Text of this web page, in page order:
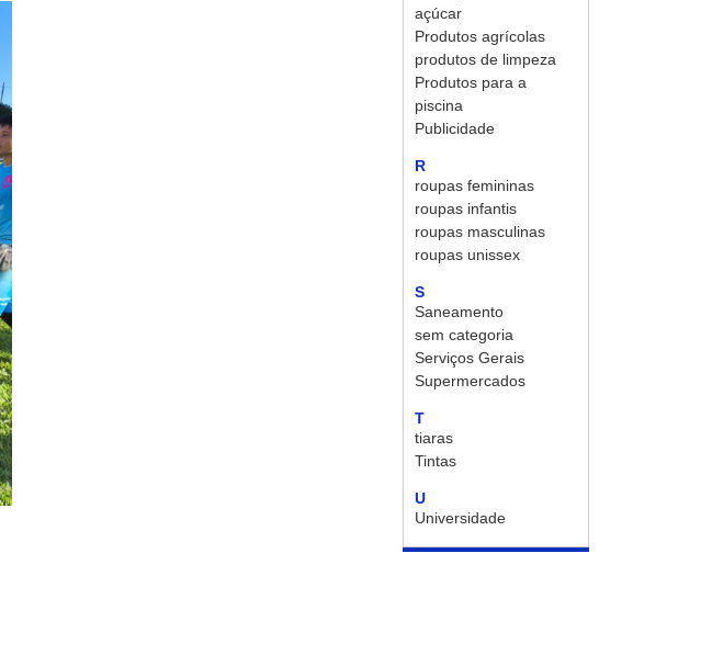
açúcar
Produtos agrícolas
produtos de limpeza
Produtos para a
piscina
Publicidade
R
roupas femininas
roupas infantis
roupas masculinas
roupas unissex
S
Saneamento
sem categoria
Serviços Gerais
Supermercados
T
tiaras
Tintas
U
Universidade